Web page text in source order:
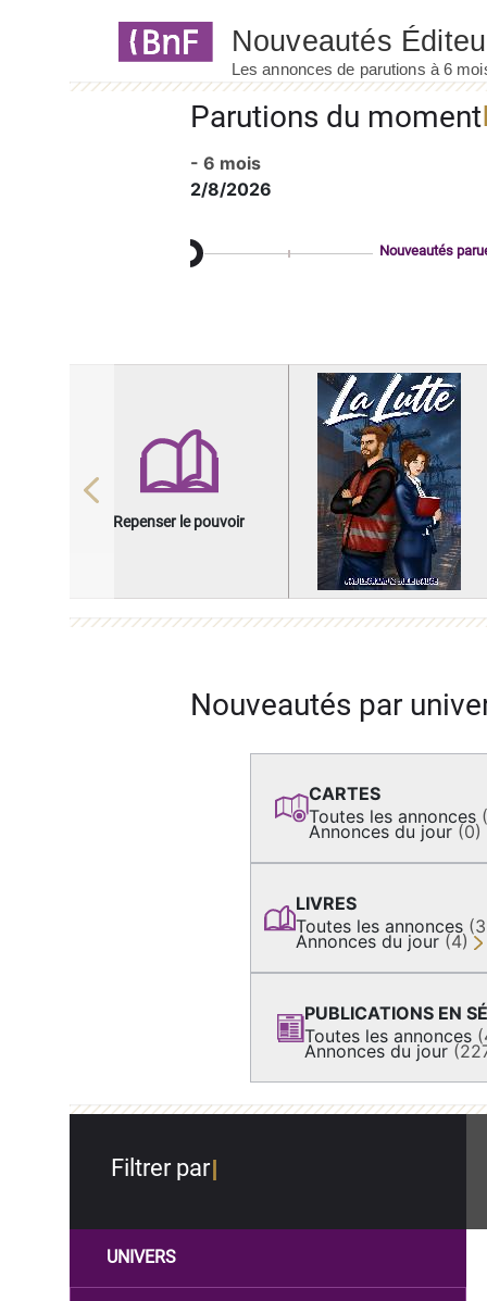
Parutions du moment
- 6 mois
2/8/2026
Nouveautés
Repenser le pouvoir
Previous
Nouveautés par
CARTES
Toutes les annonces
Annonces du jour (0)
LIVRES
Toutes les annonces
Annonces du jour (4)
PUBLICATIONS EN
Toutes les annonces
Annonces du jour
Filtrer par
UNIVERS